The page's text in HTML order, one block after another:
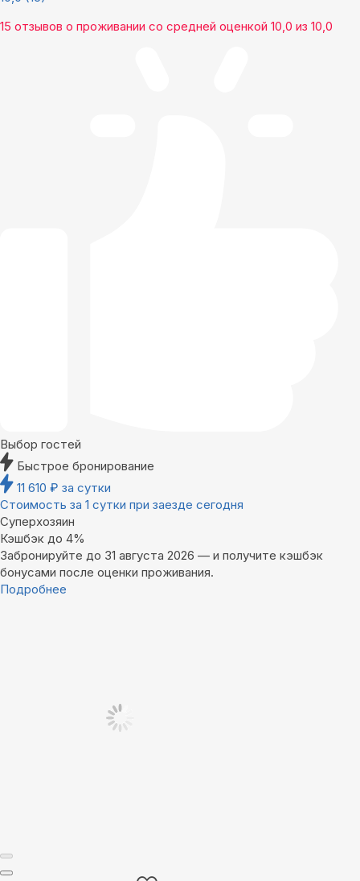
15 отзывов о проживании со средней оценкой 10,0 из 10,0
Выбор гостей
Быстрое бронирование
11 610 ₽ за сутки
Стоимость за 1 сутки при заезде сегодня
Суперхозяин
Кэшбэк до 4%
Забронируйте до 31 августа 2026 — и получите кэшбэк
бонусами после оценки проживания.
Подробнее